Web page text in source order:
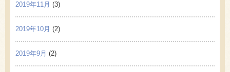
2019年11月 (3)
2019年10月 (2)
2019年9月 (2)